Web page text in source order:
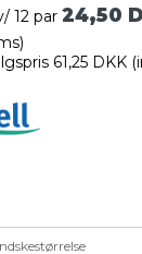
12 par 24,50
61,25 DKK